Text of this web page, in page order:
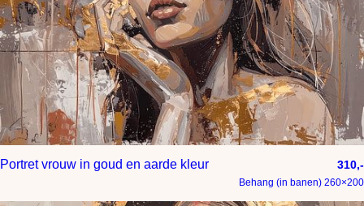
Portret vrouw in goud en aarde kleur 310,-
Behang (in banen) 260×200